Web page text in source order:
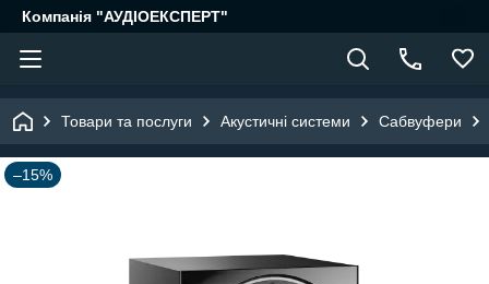
Компанія "АУДІОЕКСПЕРТ"
Товари та послуги Акустичні системи Сабвуфери
–15%